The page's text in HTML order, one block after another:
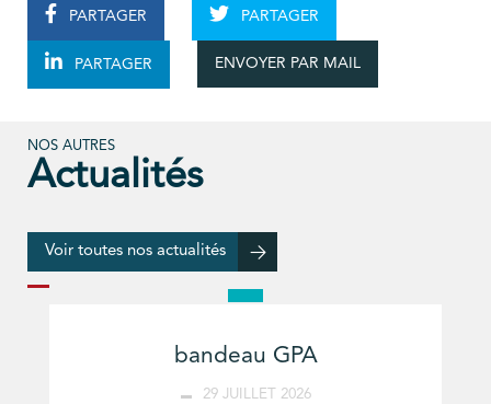
PARTAGER PARTAGER
PARTAGER ENVOYER PAR MAIL
NOS AUTRES
Actualités
Voir toutes nos actualités
bandeau GPA
29 JUILLET 2026